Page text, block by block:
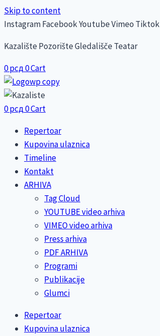
Skip to content
InstagramFacebookYoutubeVimeo Tiktok
Kazalište Pozorište Gledališče Teatar
0рсд0Cart
0рсд0Cart
Repertoar
Kupovina ulaznica
Timeline
Kontakt
ARHIVA
Tag Cloud
YOUTUBE video arhiva
VIMEO video arhiva
Press arhiva
PDF ARHIVA
Programi
Publikacije
Glumci
Repertoar
Kupovina ulaznica